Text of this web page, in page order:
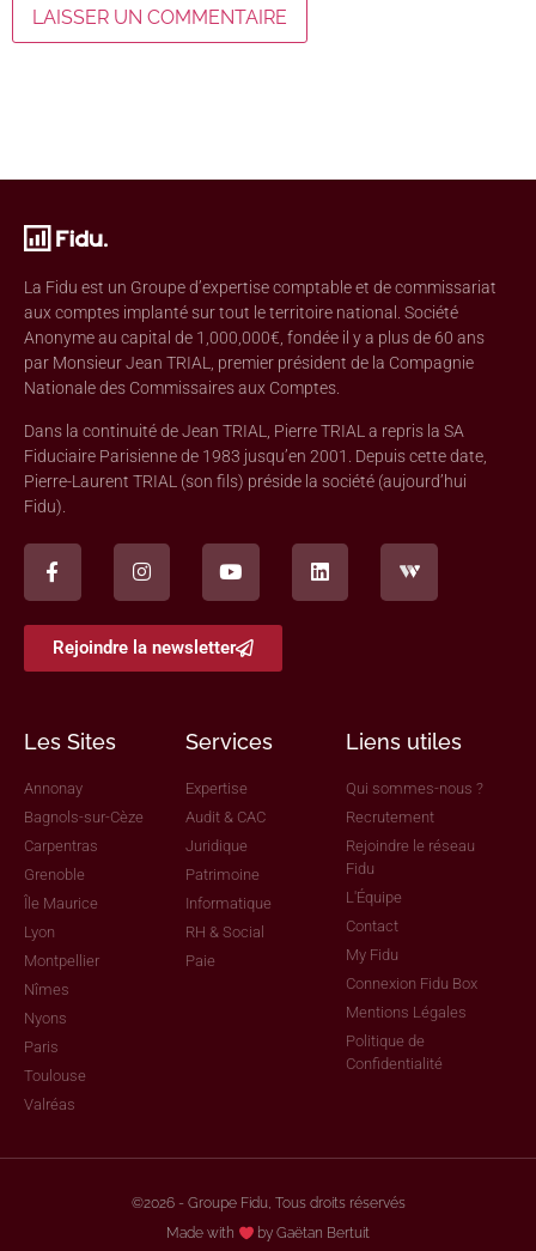
La Fidu est un Groupe d’expertise comptable et de commissariat
aux comptes implanté sur tout le territoire national. Société
Anonyme au capital de 1,000,000€, fondée il y a plus de 60 ans
par Monsieur Jean TRIAL, premier président de la Compagnie
Nationale des Commissaires aux Comptes.
Dans la continuité de Jean TRIAL, Pierre TRIAL a repris la SA
Fiduciaire Parisienne de 1983 jusqu’en 2001. Depuis cette date,
Pierre-Laurent TRIAL (son fils) préside la société (aujourd’hui
Fidu).
Rejoindre la newsletter
Les Sites
Annonay
Bagnols-sur-Cèze
Carpentras
Grenoble
Île Maurice
Lyon
Montpellier
Nîmes
Nyons
Paris
Toulouse
Valréas
Services
Expertise
Audit & CAC
Juridique
Patrimoine
Informatique
RH & Social
Paie
Liens utiles
Qui sommes-nous ?
Recrutement
Rejoindre le réseau
Fidu
L'Équipe
Contact
My Fidu
Connexion Fidu Box
Mentions Légales
Politique de
Confidentialité
©2026 - Groupe Fidu, Tous droits réservés
Made with
by Gaëtan Bertuit